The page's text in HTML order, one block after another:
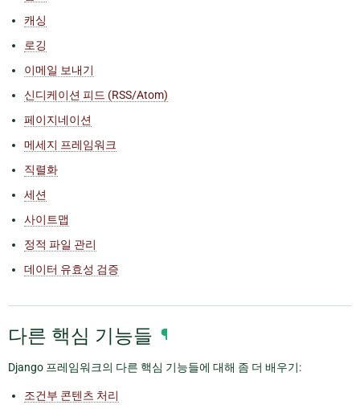
캐싱
로깅
이메일 보내기
신디케이션 피드 (RSS/Atom)
페이지네이션
메세지 프레임워크
직렬화
세션
사이트맵
정적 파일 관리
데이터 유효성 검증
다른 핵심 기능들 ¶
Django 프레임워크의 다른 핵심 기능들에 대해 좀 더 배우기:
조건부 콘텐츠 처리